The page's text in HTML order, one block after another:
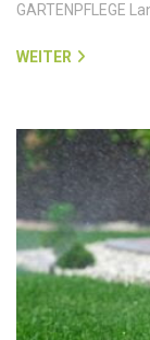
GARTENPFLEGE
WEITER